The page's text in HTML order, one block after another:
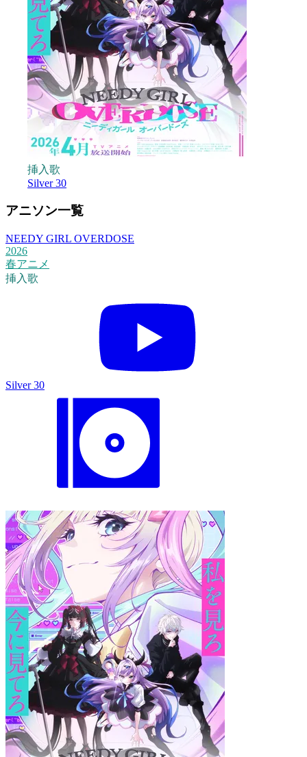
挿入歌
Silver 30
アニソン一覧
NEEDY GIRL OVERDOSE
2026
春アニメ
挿入歌
Silver 30